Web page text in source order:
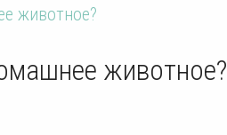
животное?